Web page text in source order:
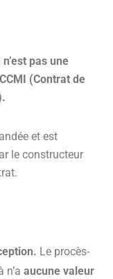
pas une
(Contrat de
et est
le constructeur
Le procès-
n’a aucune valeur